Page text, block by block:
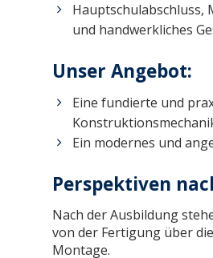
und handwerkliches
Unser Angebot:
Eine fundierte und
Ein modernes und
Perspektiven
Nach der Ausbildung
von der Fertigung über
Montage.